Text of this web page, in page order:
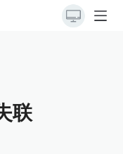
联